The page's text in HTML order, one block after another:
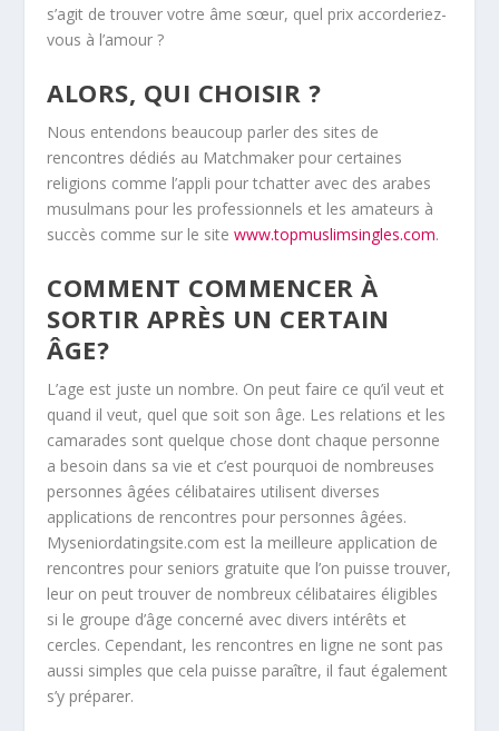
s’agit de trouver votre âme sœur, quel prix accorderiez-
vous à l’amour ?
ALORS, QUI CHOISIR ?
Nous entendons beaucoup parler des sites de
rencontres dédiés au Matchmaker pour certaines
religions comme l’appli pour tchatter avec des arabes
musulmans pour les professionnels et les amateurs à
succès comme sur le sitewww.topmuslimsingles.com.
COMMENT COMMENCER À
SORTIR APRÈS UN CERTAIN
ÂGE?
L’age est juste un nombre. On peut faire ce qu’il veut et
quand il veut, quel que soit son âge. Les relations et les
camarades sont quelque chose dont chaque personne
a besoin dans sa vie et c’est pourquoi de nombreuses
personnes âgées célibataires utilisent diverses
applications de rencontres pour personnes âgées.
Myseniordatingsite.com est la meilleure application de
rencontres pour seniors gratuite que l’on puisse trouver,
leur on peut trouver de nombreux célibataires éligibles
si le groupe d’âge concerné avec divers intérêts et
cercles. Cependant, les rencontres en ligne ne sont pas
aussi simples que cela puisse paraître, il faut également
s’y préparer.